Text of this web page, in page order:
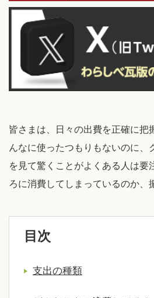
皆さまは、日々の出費を正確に把
んなに使ったつもりもないのに、
を見て驚くことがよくある人は要
ろに消費してしまっているのか、
目次
支出の種類